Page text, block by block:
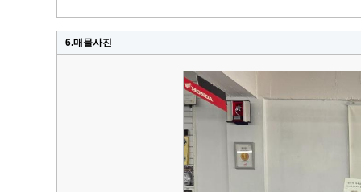
6.매물사진